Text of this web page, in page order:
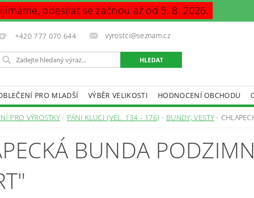
odesílat se začnou až od 5. 8. 2026.
+420 777 070 644 vyrostci@seznam.cz
PRO MLADŠÍ VÝBĚR VELIKOSTI HODNOCENÍ OBCHODU
PRO VÝROSTKY PÁNI KLUCI (VEL. 134 - 176) BUNDY, VESTY
BUNDA